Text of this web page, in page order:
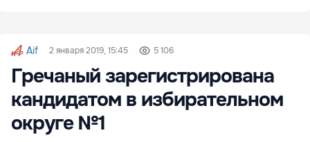
Aif 2 января 2019, 15:45 5 106
Гречаный зарегистрирована
кандидатом в избирательном
округе №1